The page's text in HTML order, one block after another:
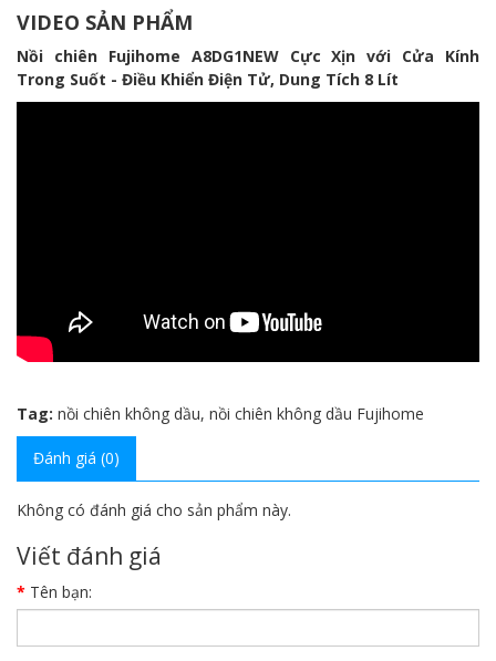
VIDEO SẢN PHẨM
Nồi chiên Fujihome A8DG1NEW Cực Xịn với Cửa Kính
Trong Suốt - Điều Khiển Điện Tử, Dung Tích 8 Lít
Tag: nồi chiên không dầu, nồi chiên không dầu Fujihome
Đánh giá (0)
Không có đánh giá cho sản phẩm này.
Viết đánh giá
Tên bạn: